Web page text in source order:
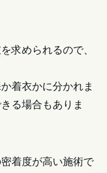
求められるので、
着衣かに分かれま
る場合もありま
着度が高い施術で